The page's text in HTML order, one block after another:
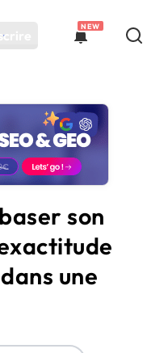
NEW
son
une